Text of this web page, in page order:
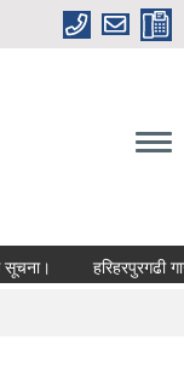
हरिहरपुरगढी